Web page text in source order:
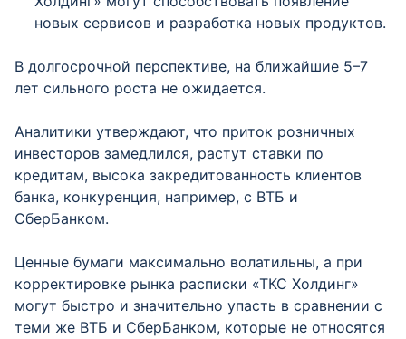
новых сервисов и разработка новых продуктов.
В долгосрочной перспективе, на ближайшие 5–7
лет сильного роста не ожидается.
Аналитики утверждают, что приток розничных
инвесторов замедлился, растут ставки по
кредитам, высока закредитованность клиентов
банка, конкуренция, например, с ВТБ и
СберБанком.
Ценные бумаги максимально волатильны, а при
корректировке рынка расписки «ТКС Холдинг»
могут быстро и значительно упасть в сравнении с
теми же ВТБ и СберБанком, которые не относятся